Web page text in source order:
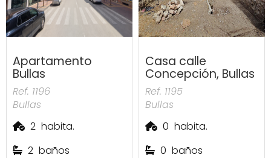
Apartamento
Bullas
Ref. 1196
Bullas
2 habita.
2 baños
Casa calle
Concepción, Bullas
Ref. 1195
Bullas
0 habita.
0 baños